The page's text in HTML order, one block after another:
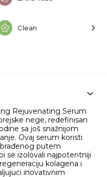
Clean
Rejuvenating Serum
nege, redefinisan
sa još snažnijom
Ovaj serum koristi
putem
se izolovali najpotentniji
kolagena i
inovativnim